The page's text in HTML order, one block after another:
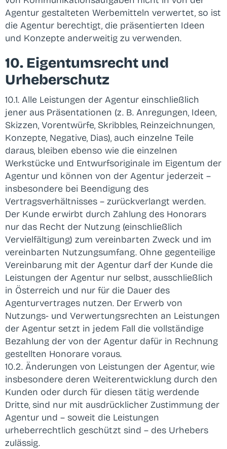
Agentur gestalteten Werbemitteln verwertet, so ist
die Agentur berechtigt, die präsentierten Ideen
und Konzepte anderweitig zu verwenden.
10. Eigentumsrecht und
Urheberschutz
10.1. Alle Leistungen der Agentur einschließlich
jener aus Präsentationen (z. B. Anregungen, Ideen,
Skizzen, Vorentwürfe, Skribbles, Reinzeichnungen,
Konzepte, Negative, Dias), auch einzelne Teile
daraus, bleiben ebenso wie die einzelnen
Werkstücke und Entwurfsoriginale im Eigentum der
Agentur und können von der Agentur jederzeit –
insbesondere bei Beendigung des
Vertragsverhältnisses – zurückverlangt werden.
Der Kunde erwirbt durch Zahlung des Honorars
nur das Recht der Nutzung (einschließlich
Vervielfältigung) zum vereinbarten Zweck und im
vereinbarten Nutzungsumfang. Ohne gegenteilige
Vereinbarung mit der Agentur darf der Kunde die
Leistungen der Agentur nur selbst, ausschließlich
in Österreich und nur für die Dauer des
Agenturvertrages nutzen. Der Erwerb von
Nutzungs- und Verwertungsrechten an Leistungen
der Agentur setzt in jedem Fall die vollständige
Bezahlung der von der Agentur dafür in Rechnung
gestellten Honorare voraus.
10.2. Änderungen von Leistungen der Agentur, wie
insbesondere deren Weiterentwicklung durch den
Kunden oder durch für diesen tätig werdende
Dritte, sind nur mit ausdrücklicher Zustimmung der
Agentur und – soweit die Leistungen
urheberrechtlich geschützt sind – des Urhebers
zulässig.